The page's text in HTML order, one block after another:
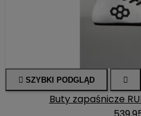
 SZYBKI PODGLĄD 
Buty zapaśnicze